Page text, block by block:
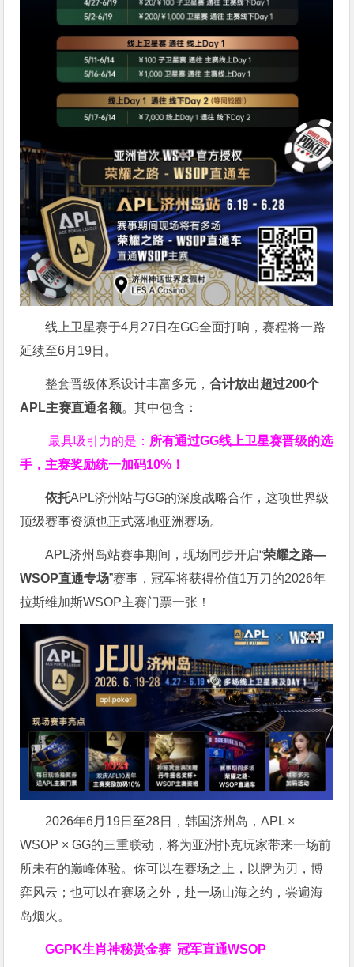
线上卫星赛于4月27日在GG全面打响，赛程将一路
延续至6月19日。
整套晋级体系设计丰富多元，合计放出超过200个
APL主赛直通名额。其中包含：
最具吸引力的是： 所有通过GG线上卫星赛晋级的选
手，主赛奖励统一加码10% ！
依托APL济州站与GG的深度战略合作，这项世界级
顶级赛事资源也正式落地亚洲赛场。
APL济州岛站赛事期间，现场同步开启“荣耀之路—
WSOP直通专场”赛事，冠军将获得价值1万刀的2026年
拉斯维加斯WSOP主赛门票一张！
2026年6月19日至28日，韩国济州岛，APL ×
WSOP × GG的三重联动，将为亚洲扑克玩家带来一场前
所未有的巅峰体验。你可以在赛场之上，以牌为刃，博
弈风云；也可以在赛场之外，赴一场山海之约，尝遍海
岛烟火。
GGPK生肖神秘赏金赛冠军直通WSOP